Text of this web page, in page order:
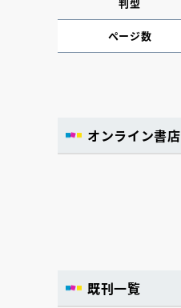
ページ数
オンライン書店
既刊一覧